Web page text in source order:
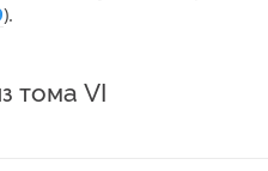
).
тома VI